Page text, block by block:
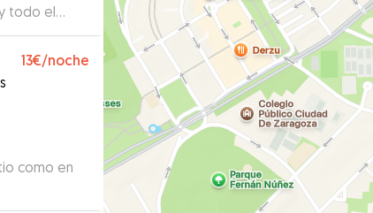
todo el
muy bien y
sin dudas
100%
13€/noche
como en